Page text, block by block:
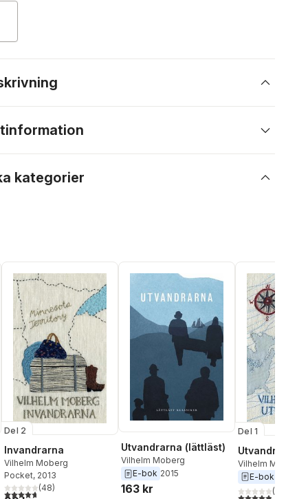
kategorier
Del 2
Invandrarna
Vilhelm Moberg
Pocket, 2013
4,7utav 5 stjärnor. Totalt antal röster:
(48)
Utvandrarna (lättläst)
Vilhelm Moberg
E-bok 2015
163 kr
Del 1
Utvandrarna
Vilhelm Moberg
E-bok
4,9utav 5(